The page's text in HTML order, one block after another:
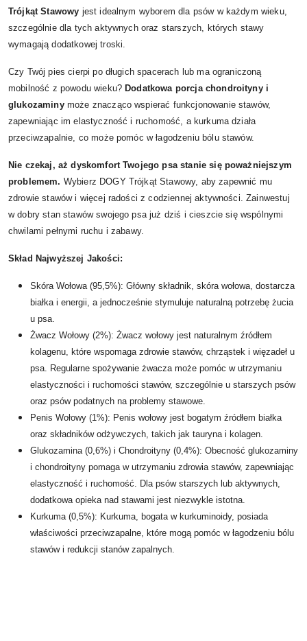
Trójkąt Stawowy jest idealnym wyborem dla psów w każdym wieku,
szczególnie dla tych aktywnych oraz starszych, których stawy
wymagają dodatkowej troski.
Czy Twój pies cierpi po długich spacerach lub ma ograniczoną
mobilność z powodu wieku?Dodatkowa porcja chondroityny i
glukozaminymoże znacząco wspierać funkcjonowanie stawów,
zapewniając im elastyczność i ruchomość, a kurkuma działa
przeciwzapalnie, co może pomóc w łagodzeniu bólu stawów.
Nie czekaj, aż dyskomfort Twojego psa stanie się poważniejszym
problemem. Wybierz DOGY Trójkąt Stawowy, aby zapewnić mu
zdrowie stawów i więcej radości z codziennej aktywności. Zainwestuj
w dobry stan stawów swojego psa już dziś i cieszcie się wspólnymi
chwilami pełnymi ruchu i zabawy.
Skład Najwyższej Jakości:
Skóra Wołowa (95,5%): Główny składnik, skóra wołowa, dostarcza
białka i energii, a jednocześnie stymuluje naturalną potrzebę żucia
u psa.
Żwacz Wołowy (2%): Żwacz wołowy jest naturalnym źródłem
kolagenu, które wspomaga zdrowie stawów, chrząstek i więzadeł u
psa. Regularne spożywanie żwacza może pomóc w utrzymaniu
elastyczności i ruchomości stawów, szczególnie u starszych psów
oraz psów podatnych na problemy stawowe.
Penis Wołowy (1%): Penis wołowy jest bogatym źródłem białka
oraz składników odżywczych, takich jak tauryna i kolagen.
Glukozamina (0,6%) i Chondroityny (0,4%): Obecność glukozaminy
i chondroityny pomaga w utrzymaniu zdrowia stawów, zapewniając
elastyczność i ruchomość. Dla psów starszych lub aktywnych,
dodatkowa opieka nad stawami jest niezwykle istotna.
Kurkuma (0,5%): Kurkuma, bogata w kurkuminoidy, posiada
właściwości przeciwzapalne, które mogą pomóc w łagodzeniu bólu
stawów i redukcji stanów zapalnych.